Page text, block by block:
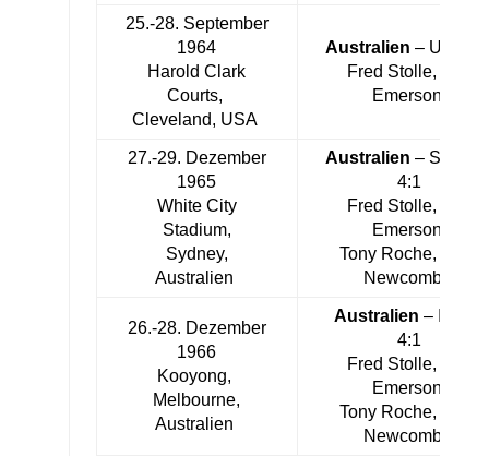
25.-28. September
1964
Harold Clark
Courts,
Cleveland, USA
Australien – USA
Fred Stolle, Roy
Emerson
27.-29. Dezember
1965
White City
Stadium,
Sydney,
Australien
Australien –
4:1
Fred Stolle, Roy
Emerson,
Tony Roche, John
Newcombe
26.-28. Dezember
1966
Kooyong,
Melbourne,
Australien
Australien – Indien
4:1
Fred Stolle, Roy
Emerson,
Tony Roche, John
Newcombe